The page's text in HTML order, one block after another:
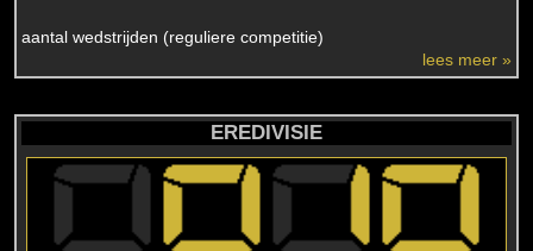
aantal wedstrijden (reguliere competitie)
lees meer »
EREDIVISIE